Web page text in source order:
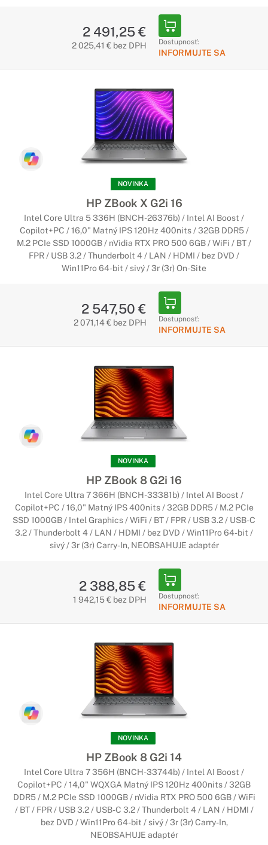
2 491,25 €
2 025,41 € bez DPH Dostupnosť:
INFORMUJTE SA
NOVINKA
HP ZBook X G2i 16
Intel Core Ultra 5 336H (BNCH-26376b) / Intel AI Boost /
Copilot+PC / 16,0" Matný IPS 120Hz 400nits / 32GB DDR5 /
M.2 PCIe SSD 1000GB / nVidia RTX PRO 500 6GB / WiFi / BT /
FPR / USB 3.2 / Thunderbolt 4 / LAN / HDMI / bez DVD /
Win11Pro 64-bit / sivý / 3r (3r) On-Site
2 547,50 €
2 071,14 € bez DPH Dostupnosť:
INFORMUJTE SA
NOVINKA
HP ZBook 8 G2i 16
Intel Core Ultra 7 366H (BNCH-33381b) / Intel AI Boost /
Copilot+PC / 16,0" Matný IPS 400nits / 32GB DDR5 / M.2 PCIe
SSD 1000GB / Intel Graphics / WiFi / BT / FPR / USB 3.2 / USB-C
3.2 / Thunderbolt 4 / LAN / HDMI / bez DVD / Win11Pro 64-bit /
sivý / 3r (3r) Carry-In, NEOBSAHUJE adaptér
2 388,85 €
1 942,15 € bez DPH Dostupnosť:
INFORMUJTE SA
NOVINKA
HP ZBook 8 G2i 14
Intel Core Ultra 7 356H (BNCH-33744b) / Intel AI Boost /
Copilot+PC / 14,0" WQXGA Matný IPS 120Hz 400nits / 32GB
DDR5 / M.2 PCIe SSD 1000GB / nVidia RTX PRO 500 6GB / WiFi
/ BT / FPR / USB 3.2 / USB-C 3.2 / Thunderbolt 4 / LAN / HDMI /
bez DVD / Win11Pro 64-bit / sivý / 3r (3r) Carry-In,
NEOBSAHUJE adaptér